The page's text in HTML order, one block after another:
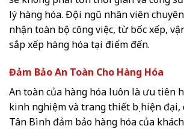
lý hàng hóa. Đội ngũ nhân viên
nhận toàn bộ công việc, từ bốc xếp,
sắp xếp hàng hóa tại điểm đến.
Đảm Bảo An Toàn Cho Hàng Hóa
An toàn của hàng hóa luôn là ưu tiên
kinh nghiệm và trang thiết bị hiện đại,
Tân Bình đảm bảo hàng hóa của